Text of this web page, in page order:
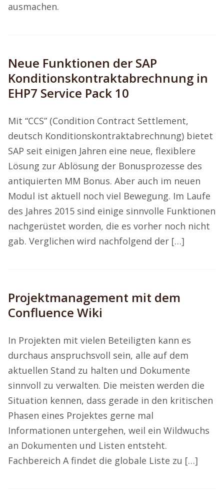
ausmachen.
Neue Funktionen der SAP
Konditionskontraktabrechnung in
EHP7 Service Pack 10
Mit “CCS” (Condition Contract Settlement,
deutsch Konditionskontraktabrechnung) bietet
SAP seit einigen Jahren eine neue, flexiblere
Lösung zur Ablösung der Bonusprozesse des
antiquierten MM Bonus. Aber auch im neuen
Modul ist aktuell noch viel Bewegung. Im Laufe
des Jahres 2015 sind einige sinnvolle Funktionen
nachgerüstet worden, die es vorher noch nicht
gab. Verglichen wird nachfolgend der […]
Projektmanagement mit dem
Confluence Wiki
In Projekten mit vielen Beteiligten kann es
durchaus anspruchsvoll sein, alle auf dem
aktuellen Stand zu halten und Dokumente
sinnvoll zu verwalten. Die meisten werden die
Situation kennen, dass gerade in den kritischen
Phasen eines Projektes gerne mal
Informationen untergehen, weil ein Wildwuchs
an Dokumenten und Listen entsteht.
Fachbereich A findet die globale Liste zu […]